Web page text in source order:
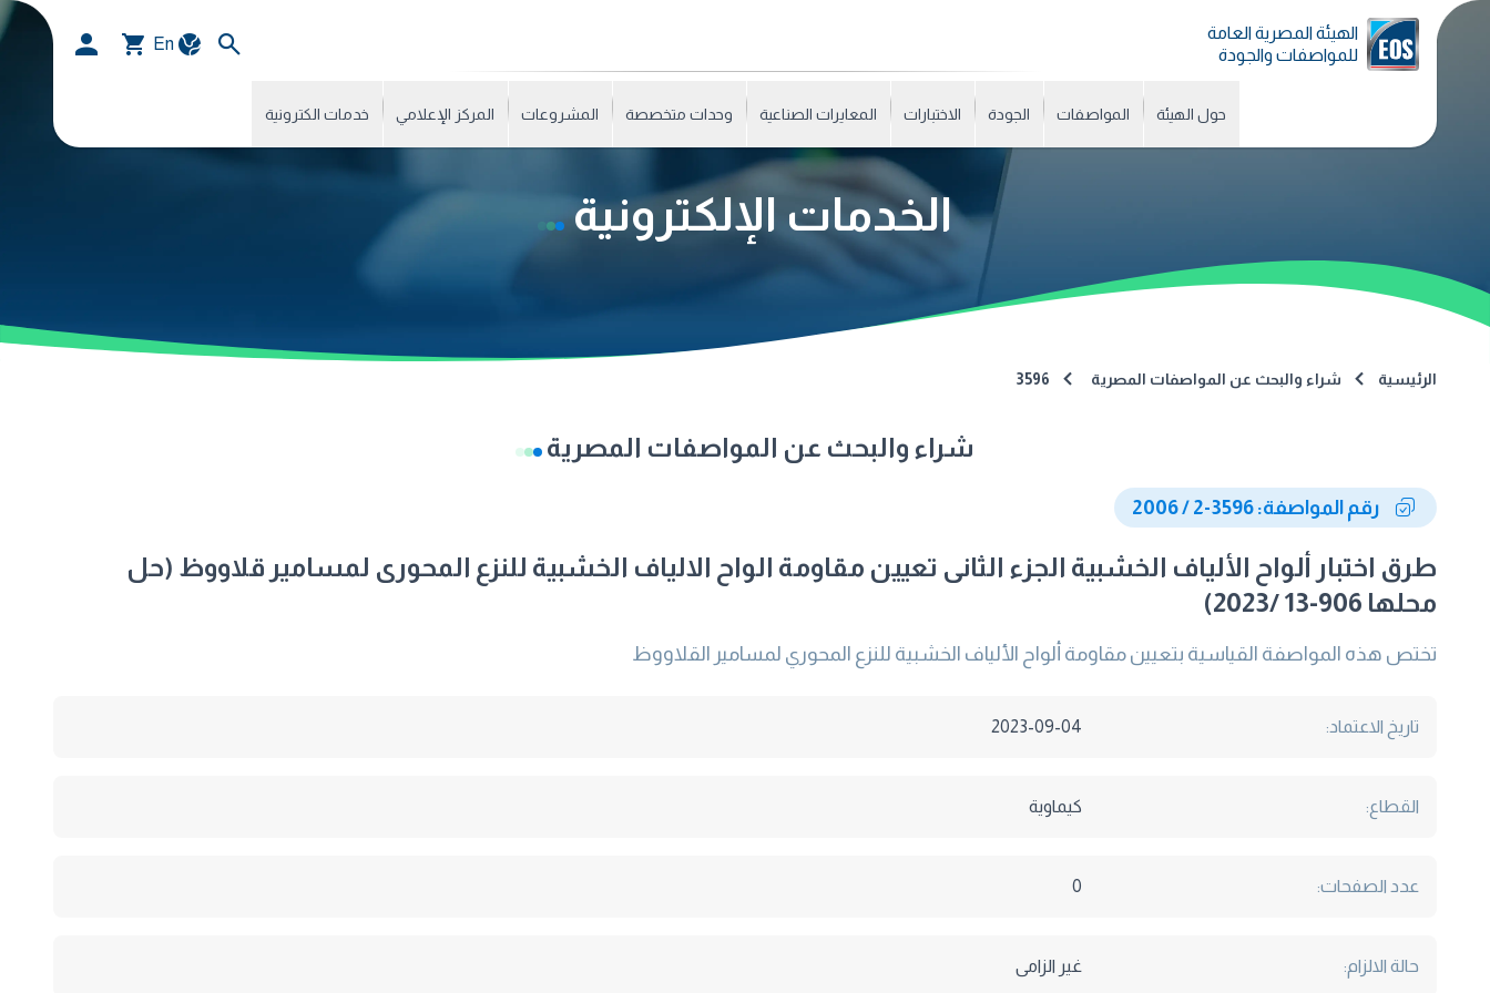
الهيئة المصرية العامة
للمواصفات والجودة
En
حول الهيئة المواصفات الجودة الاختبارات المعايرات الصناعية وحدات متخصصة المشروعات المركز الإعلامي خدمات الكترونية
الخدمات الإلكترونية
الرئيسية شراء والبحث عن المواصفات المصرية 3596
شراء والبحث عن المواصفات المصرية
رقم المواصفة: 3596-2 / 2006
طرق اختبار ألواح الألياف الخشبية الجزء الثانى تعيين مقاومة الواح الالياف الخشبية للنزع المحورى لمسامير قلاووظ (حل
محلها 906-13 /2023)
تختص هذه المواصفة القياسية بتعيين مقاومة ألواح الألياف الخشبية للنزع المحوري لمسامير القلاووظ
تاريخ الاعتماد: 2023-09-04
القطاع: كيماوية
عدد الصفحات: 0
حالة الالزام: غير الزامى